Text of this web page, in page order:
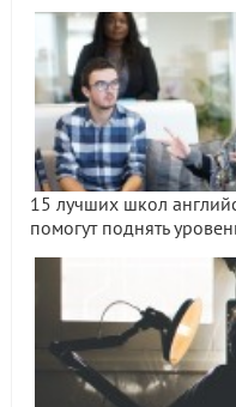
15 лучших школ
помогут поднять